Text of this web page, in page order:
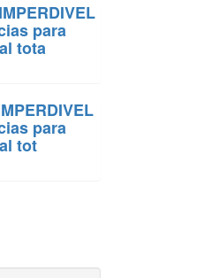
para
tota
para
tot